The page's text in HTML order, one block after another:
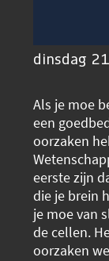
dinsdag
Als je moe
een
oorzaken
eerste zijn
die je brein
je moe van
de cellen.
oorzaken